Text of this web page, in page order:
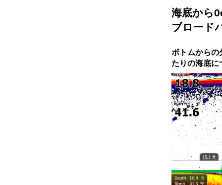
海底から
ブロード
ボトムからの
たりの海底に